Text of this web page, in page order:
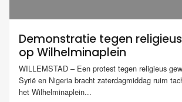
Demonstratie tegen
op Wilhelminaplein
WILLEMSTAD – Een protest tegen religieus
Syrië en Nigeria bracht zaterdagmiddag ruim
het Wilhelminaplein...